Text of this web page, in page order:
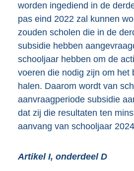
worden ingediend in de
pas eind 2022 zal kunnen
zouden scholen die in de
subsidie hebben
schooljaar hebben om de
voeren die nodig zijn om het
halen. Daarom wordt van
aanvraagperiode subsidie
dat zij die resultaten ten
aanvang van schooljaar
Artikel I, onderdeel D